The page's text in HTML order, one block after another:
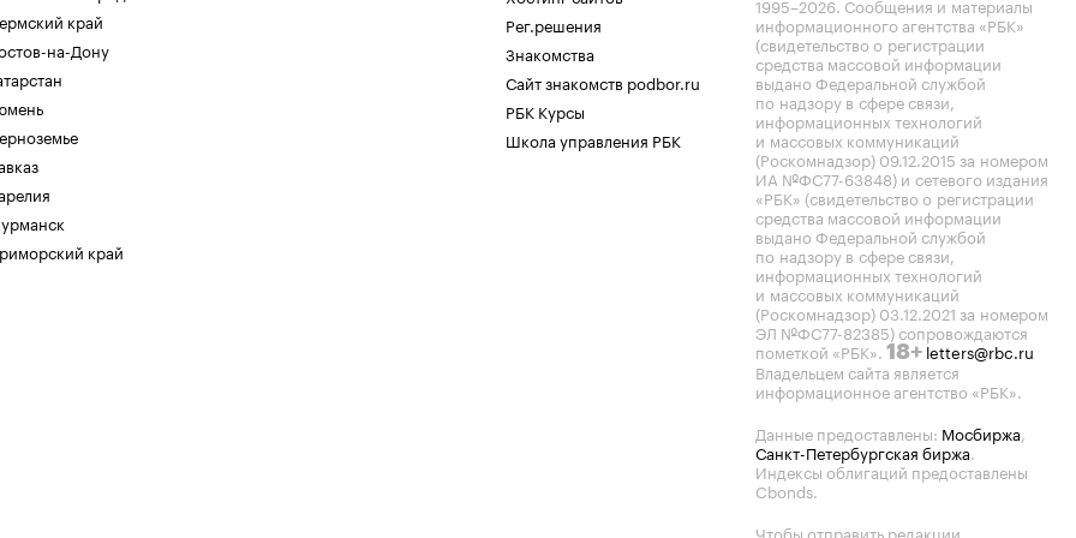
край
на-Дону
край
Рег.решения
Знакомства
Сайт знакомств podbor.ru
РБК Курсы
Школа управления РБК
1995–2026. Сообщения и материалы
информационного агентства «РБК»
(свидетельство о регистрации
средства массовой информации
выдано Федеральной службой
по надзору в сфере связи,
информационных технологий
и массовых коммуникаций
(Роскомнадзор) 09.12.2015 за номером
ИА №ФС77-63848) и сетевого издания
«РБК» (свидетельство о регистрации
средства массовой информации
выдано Федеральной службой
по надзору в сфере связи,
информационных технологий
и массовых коммуникаций
(Роскомнадзор) 03.12.2021 за номером
ЭЛ №ФС77-82385) сопровождаются
пометкой «РБК». 18+ letters@rbc.ru
Владельцем сайта является
информационное агентство «РБК».
Данные предоставлены: Мосбиржа,
Санкт-Петербургская биржа.
Индексы облигаций предоставлены
Cbonds.
Чтобы отправить редакции